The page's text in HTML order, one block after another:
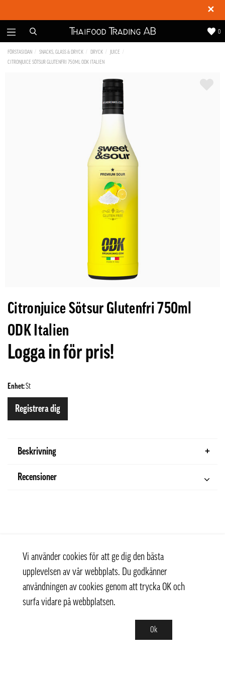
✕
0
FÖRSTASIDAN SNACKS, GLASS & DRYCK DRYCK
JUICE
CITRONJUICE SÖTSUR GLUTENFRI 750ML ODK ITALIEN
Citronjuice Sötsur Glutenfri 750ml
ODK Italien
Logga in för pris!
Enhet:St
Registrera dig
Beskrivning
Recensioner
Vi använder cookies för att ge dig den bästa
upplevelsen av vår webbplats. Du godkänner
användningen av cookies genom att trycka OK och
surfa vidare på webbplatsen.
Ok